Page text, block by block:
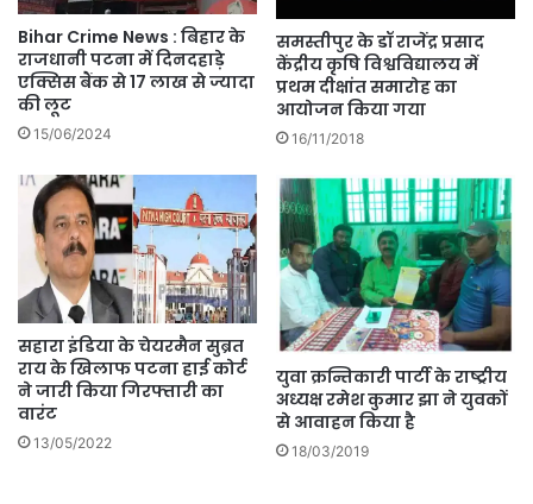
Bihar Crime News : बिहार के
राजधानी पटना में दिनदहाड़े
एक्सिस बैंक से 17 लाख से ज्यादा
की लूट
15/06/2024
समस्तीपुर के डॉ राजेंद्र प्रसाद
केंद्रीय कृषि विश्वविद्यालय में
प्रथम दीक्षांत समारोह का
आयोजन किया गया
16/11/2018
सहारा इंडिया के चेयरमैन सुब्रत
राय के खिलाफ पटना हाई कोर्ट
ने जारी किया गिरफ्तारी का
वारंट
13/05/2022
युवा क्रन्तिकारी पार्टी के राष्ट्रीय
अध्यक्ष रमेश कुमार झा ने युवकों
से आवाहन किया है
18/03/2019